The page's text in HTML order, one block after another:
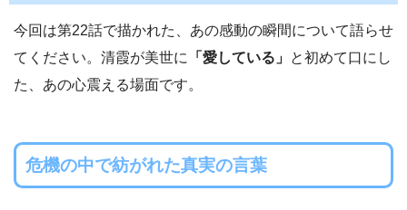
今回は第22話で描かれた、あの感動の瞬間について語らせ
てください。清霞が美世に
「愛している」 と初めて口にし
た、あの心震える場面です。
危機の中で紡がれた真実の言葉